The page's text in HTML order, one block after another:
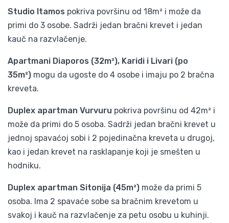
Studio Itamos pokriva površinu od 18m² i može da
primi do 3 osobe. Sadrži jedan bračni krevet i jedan
kauč na razvlačenje.
Apartmani Diaporos (32m²), Karidi i Livari (po
35m²) mogu da ugoste do 4 osobe i imaju po 2 bračna
kreveta.
Duplex apartman Vurvuru pokriva površinu od 42m² i
može da primi do 5 osoba. Sadrži jedan bračni krevet u
jednoj spavaćoj sobi i 2 pojedinačna kreveta u drugoj,
kao i jedan krevet na rasklapanje koji je smešten u
hodniku.
Duplex apartman Sitonija (45m²) može da primi 5
osoba. Ima 2 spavaće sobe sa bračnim krevetom u
svakoj i kauč na razvlačenje za petu osobu u kuhinji.